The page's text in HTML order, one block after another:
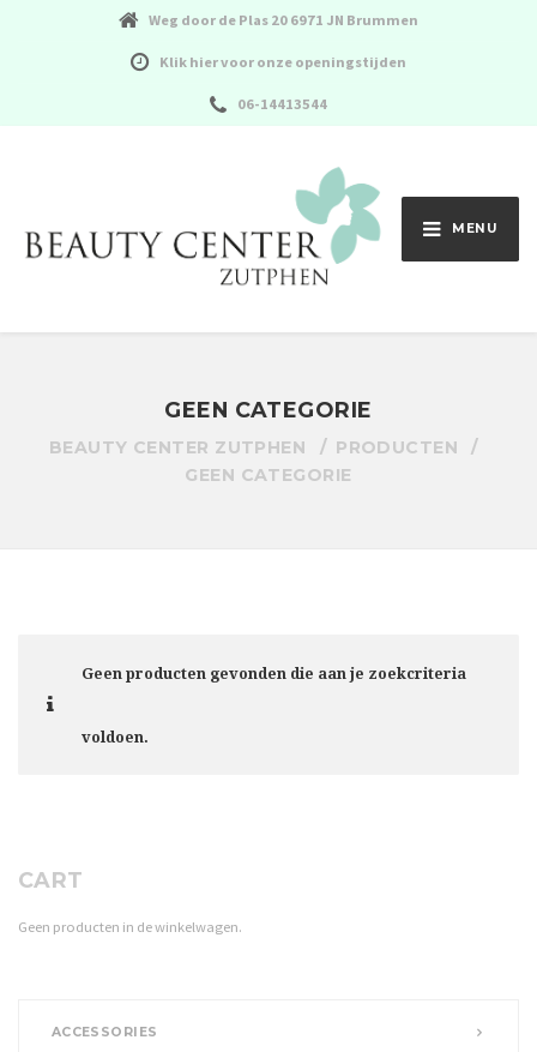
Weg door de Plas 20 6971 JN Brummen
Klik hier voor onze openingstijden
06-14413544
MENU
GEEN CATEGORIE
BEAUTY CENTER ZUTPHEN
PRODUCTEN
GEEN CATEGORIE
Geen producten gevonden die aan je zoekcriteria
voldoen.
CART
Geen producten in de winkelwagen.
ACCESSORIES